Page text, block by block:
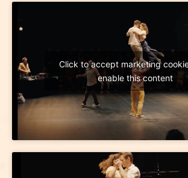
Click to accept marketing
enable this content